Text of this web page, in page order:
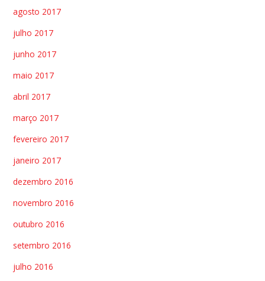
agosto 2017
julho 2017
junho 2017
maio 2017
abril 2017
março 2017
fevereiro 2017
janeiro 2017
dezembro 2016
novembro 2016
outubro 2016
setembro 2016
julho 2016